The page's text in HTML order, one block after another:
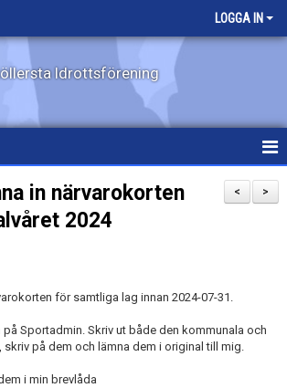
LOGGA IN
Idrottsförening
>
<
in närvarokorten
2024
för samtliga lag innan 2024-07-31.
på Sportadmin. Skriv ut både den kommunala och
på dem och lämna dem i original till mig.
i min brevlåda